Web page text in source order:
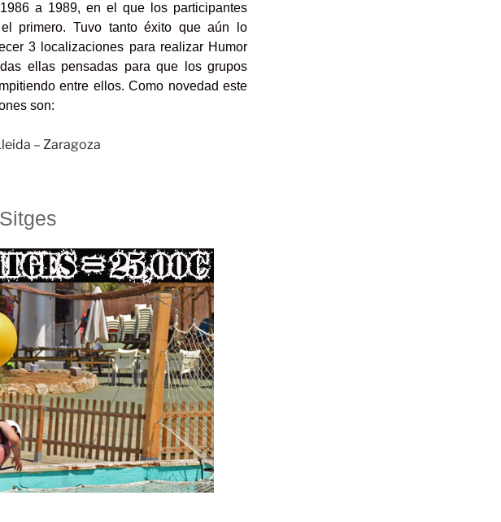
a 1989, en el que los participantes
primero. Tuvo tanto éxito que aún lo
3 localizaciones para realizar Humor
ellas pensadas para que los grupos
entre ellos. Como novedad este
son:
– Zaragoza